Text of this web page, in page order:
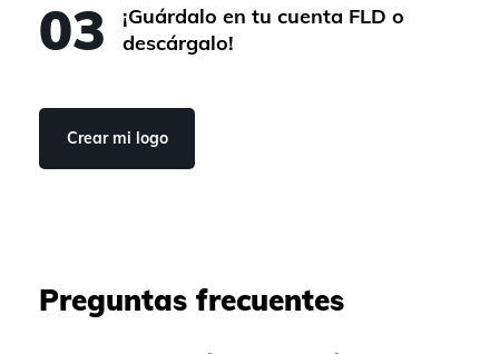
03
¡Guárdalo en tu cuenta FLD o
descárgalo!
Crear mi logo
Preguntas frecuentes